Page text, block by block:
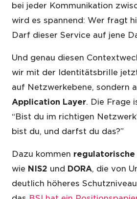
bei jeder Kommunikation
wird es spannend: Wer fragt
Darf dieser Service auf jene
Und genau diesen
wir mit der Identitätsbrille
auf Netzwerkebene, sondern
Application Layer. Die Frage
“Bist du im richtigen
bist du, und darfst du das?”
Dazu kommen
wie NIS2 und DORA, die von
deutlich höheres